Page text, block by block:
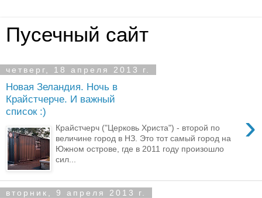
Пусечный сайт
четверг, 18 апреля 2013 г.
Новая Зеландия. Ночь в
Крайстчерче. И важный
список :)
›
Крайстчерч ("Церковь Христа") - второй по
величине город в НЗ. Это тот самый город на
Южном острове, где в 2011 году произошло
сил...
вторник, 9 апреля 2013 г.